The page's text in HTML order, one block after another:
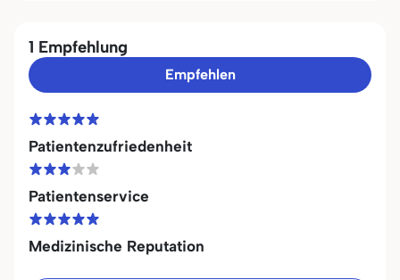
1 Empfehlung
Empfehlen
Patientenzufriedenheit
Patientenservice
Medizinische Reputation